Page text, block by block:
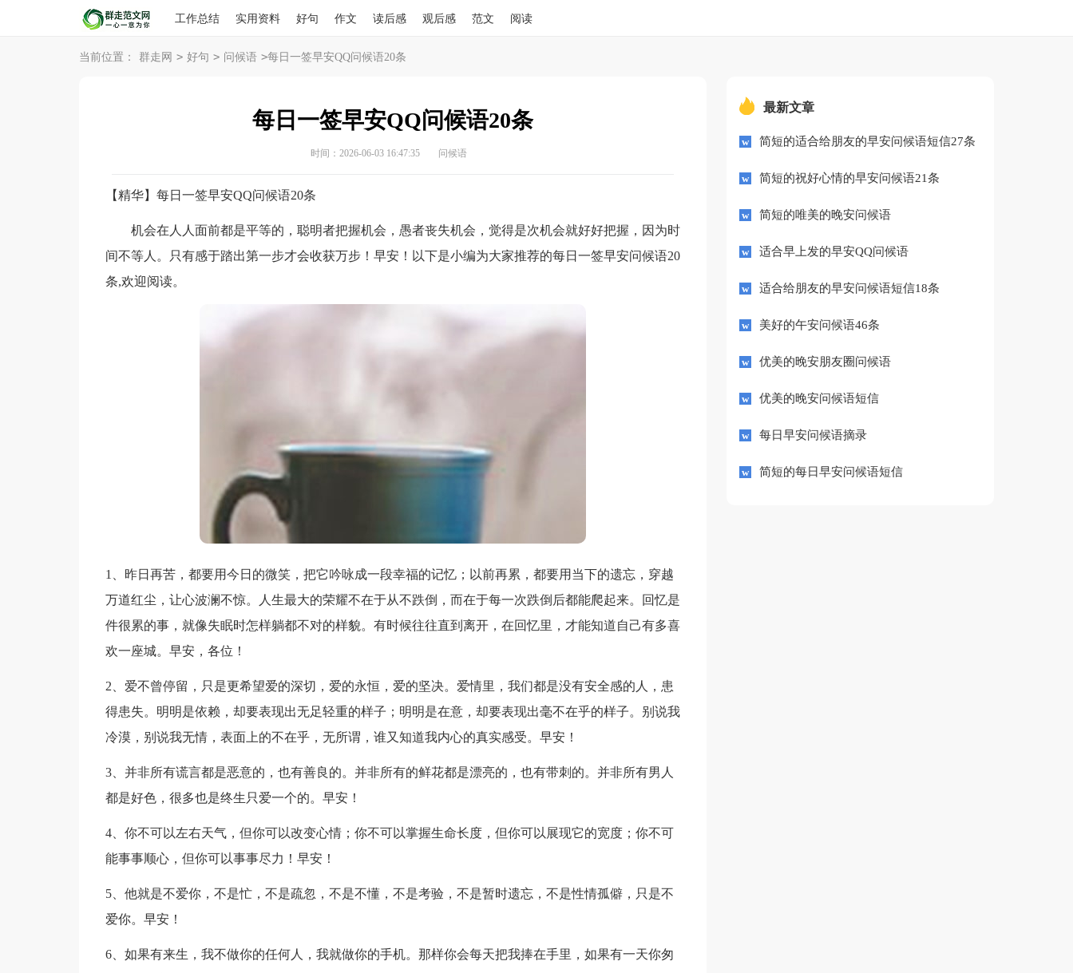
工作总结 实用资料 好句 作文 读后感 观后感 范文 阅读
当前位置： 群走网 > 好句 > 问候语 >每日一签早安QQ问候语20条
每日一签早安QQ问候语20条
时间：2026-06-03 16:47:35 问候语
【精华】每日一签早安QQ问候语20条
机会在人人面前都是平等的，聪明者把握机会，愚者丧失机会，觉得是次机会就好好把握，因为时
间不等人。只有感于踏出第一步才会收获万步！早安！以下是小编为大家推荐的每日一签早安问候语20
条,欢迎阅读。
1、昨日再苦，都要用今日的微笑，把它吟咏成一段幸福的记忆；以前再累，都要用当下的遗忘，穿越
万道红尘，让心波澜不惊。人生最大的荣耀不在于从不跌倒，而在于每一次跌倒后都能爬起来。回忆是
件很累的事，就像失眠时怎样躺都不对的样貌。有时候往往直到离开，在回忆里，才能知道自己有多喜
欢一座城。早安，各位！
2、爱不曾停留，只是更希望爱的深切，爱的永恒，爱的坚决。爱情里，我们都是没有安全感的人，患
得患失。明明是依赖，却要表现出无足轻重的样子；明明是在意，却要表现出毫不在乎的样子。别说我
冷漠，别说我无情，表面上的不在乎，无所谓，谁又知道我内心的真实感受。早安！
3、并非所有谎言都是恶意的，也有善良的。并非所有的鲜花都是漂亮的，也有带刺的。并非所有男人
都是好色，很多也是终生只爱一个的。早安！
4、你不可以左右天气，但你可以改变心情；你不可以掌握生命长度，但你可以展现它的宽度；你不可
能事事顺心，但你可以事事尽力！早安！
5、他就是不爱你，不是忙，不是疏忽，不是不懂，不是考验，不是暂时遗忘，不是性情孤僻，只是不
爱你。早安！
6、如果有来生，我不做你的任何人，我就做你的手机。那样你会每天把我捧在手里，如果有一天你匆
最新文章
简短的适合给朋友的早安问候语短信27条
简短的祝好心情的早安问候语21条
简短的唯美的晚安问候语
适合早上发的早安QQ问候语
适合给朋友的早安问候语短信18条
美好的午安问候语46条
优美的晚安朋友圈问候语
优美的晚安问候语短信
每日早安问候语摘录
简短的每日早安问候语短信